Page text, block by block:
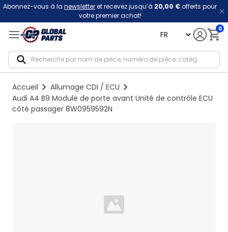
Abonnez-vous à la newsletteret recevez jusqu’à 20,00 €offerts pour
votre premier achat!
language 0
Accueil
Allumage CDI / ECU
Audi A4 B9 Module de porte avant Unité de contrôle ECU
côté passager 8W0959592N
Loading...